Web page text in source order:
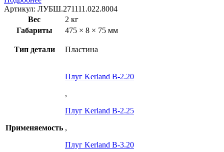
Артикул: ЛУБШ.271111.022.8004
Вес
2 кг
Габариты
475 × 8 × 75 мм
Тип детали Пластина
Применяемость
Плуг Kerland B-2.20
,
Плуг Kerland B-2.25
,
Плуг Kerland B-3.20